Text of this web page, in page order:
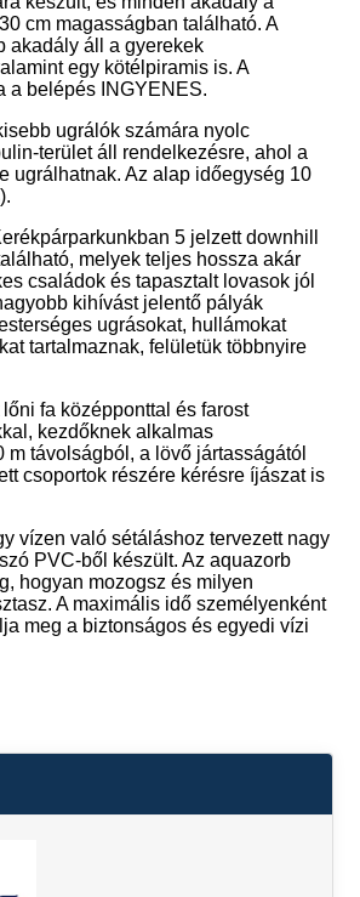
cm magasságban található. A
akadály áll a gyerekek
egy kötélpiramis is. A
a belépés INGYENES.
ugrálók számára nyolc
terület áll rendelkezésre, ahol a
ugrálhatnak. Az alap időegység 10
5 jelzett downhill
melyek teljes hossza akár
családok és tapasztalt lovasok jól
kihívást jelentő pályák
ugrásokat, hullámokat
tartalmaznak, felületük többnyire
fa középponttal és farost
kezdőknek alkalmas
m távolságból, a lövő jártasságától
csoportok részére kérésre íjászat is
vízen való sétáláshoz tervezett nagy
PVC-ből készült. Az aquazorb
hogyan mozogsz és milyen
A maximális idő személyenként
meg a biztonságos és egyedi vízi